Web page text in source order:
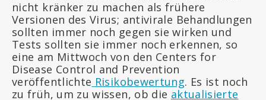
nicht kränker zu machen als frühere
Versionen des Virus; antivirale Behandlungen
sollten immer noch gegen sie wirken und
Tests sollten sie immer noch erkennen, so
eine am Mittwoch von den Centers for
Disease Control and Prevention
veröffentlichte Risikobewertung. Es ist noch
zu früh, um zu wissen, ob die aktualisierte